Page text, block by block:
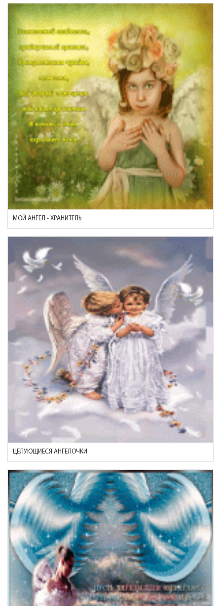
МОЙ АНГЕЛ - ХРАНИТЕЛЬ
ЦЕЛУЮЩИЕСЯ АНГЕЛОЧКИ